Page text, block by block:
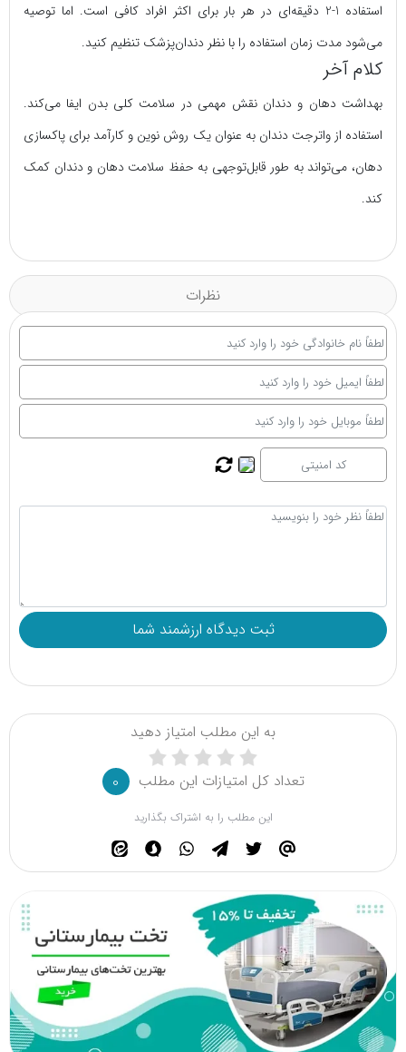
استفاده 1-2 دقیقه‌ای در هر بار برای اکثر افراد کافی است. اما توصیه
می‌شود مدت زمان استفاده را با نظر دندان‌پزشک تنظیم کنید.
کلام آخر
بهداشت دهان و دندان نقش مهمی در سلامت کلی بدن ایفا می‌کند.
استفاده از واترجت دندان به عنوان یک روش نوین و کارآمد برای پاکسازی
دهان، می‌تواند به طور قابل‌توجهی به حفظ سلامت دهان و دندان کمک
کند.
نظرات
به این مطلب امتیاز دهید
تعداد کل امتیازات این مطلب 0
این مطلب را به اشتراک بگذارید